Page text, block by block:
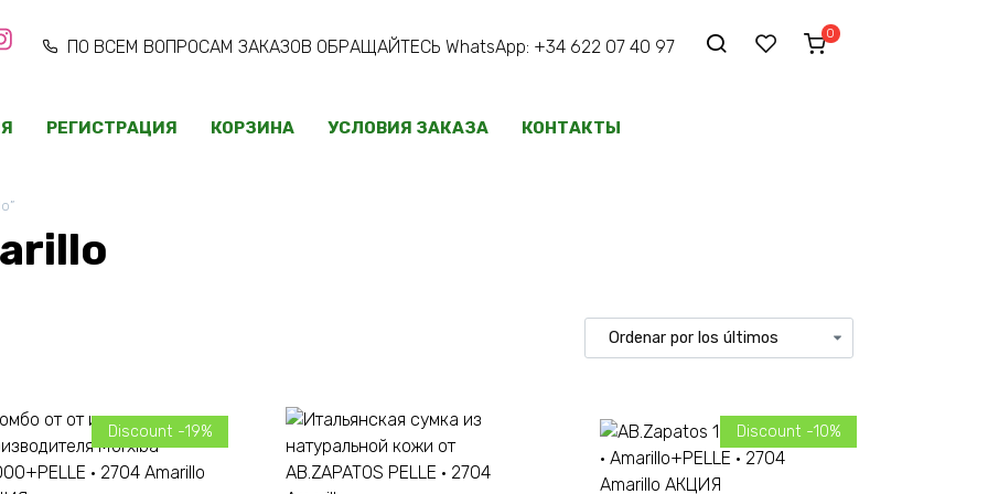
ПО ВСЕМ ВОПРОСАМ ЗАКАЗОВ ОБРАЩАЙТЕСЬ WhatsApp: +34 622 07 40 97
0
РЕГИСТРАЦИЯ КОРЗИНА УСЛОВИЯ ЗАКАЗА КОНТАКТЫ
Discount -19% Discount -10%